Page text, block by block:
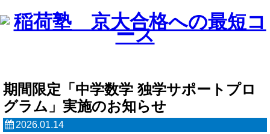
期間限定「中学数学 独学サポートプロ
グラム」実施のお知らせ
2026.01.14